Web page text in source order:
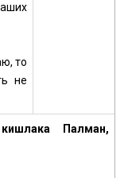
то
не
Палман,